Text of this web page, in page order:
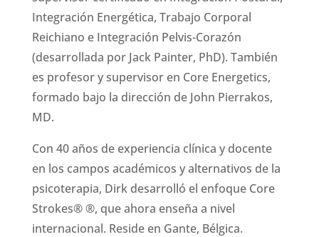
Integración Energética, Trabajo Corporal
Reichiano e Integración Pelvis-Corazón
(desarrollada por Jack Painter, PhD). También
es profesor y supervisor en Core Energetics,
formado bajo la dirección de John Pierrakos,
MD.
Con 40 años de experiencia clínica y docente
en los campos académicos y alternativos de la
psicoterapia, Dirk desarrolló el enfoque Core
Strokes® ®, que ahora enseña a nivel
internacional. Reside en Gante, Bélgica.